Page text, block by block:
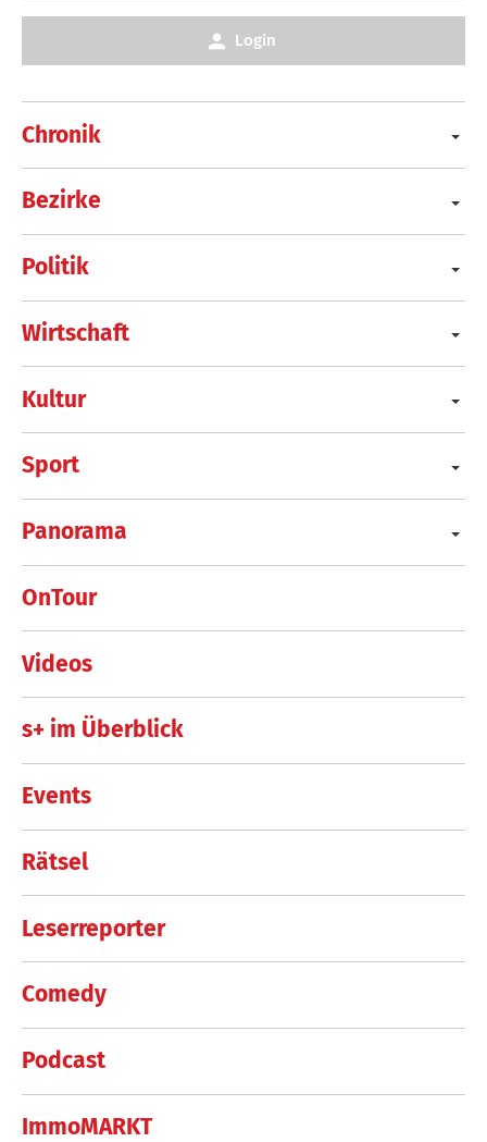
Chronik
Bezirke
Politik
Wirtschaft
Kultur
Sport
Panorama
OnTour
Videos
s+ im Überblick
Events
Rätsel
Leserreporter
Comedy
Podcast
ImmoMARKT
Login